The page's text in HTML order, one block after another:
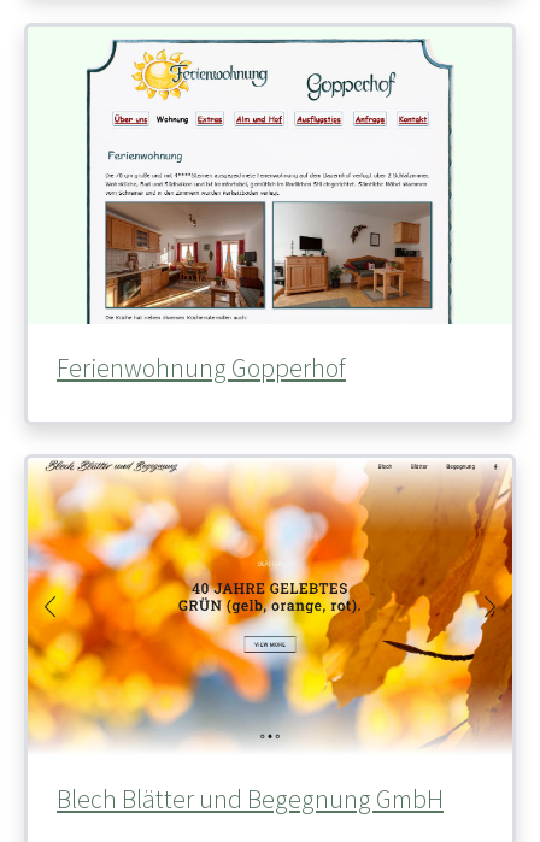
Ferienwohnung Gopperhof
Blech Blätter und Begegnung GmbH